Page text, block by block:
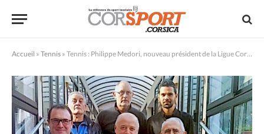
Accueil » Tennis » Tennis : Philippe Medori, nouveau président de la Ligue Corse